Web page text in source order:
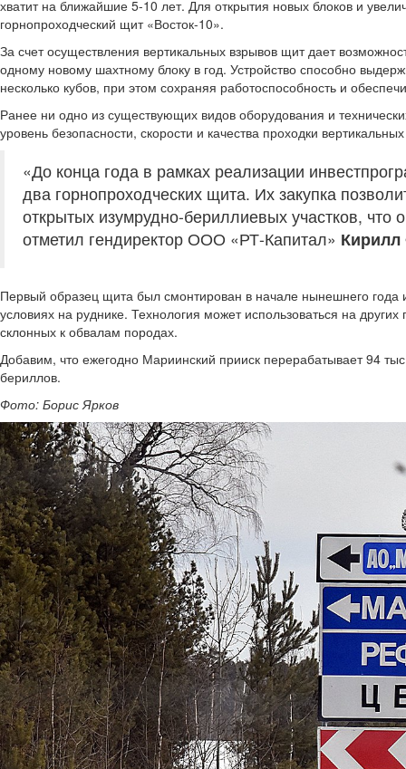
хватит на ближайшие 5-10 лет. Для открытия новых блоков и
горнопроходческий щит «Восток-10».
За счет осуществления вертикальных взрывов щит дает
одному новому шахтному блоку в год. Устройство способно
несколько кубов, при этом сохраняя работоспособность и
Ранее ни одно из существующих видов оборудования и
уровень безопасности, скорости и качества проходки
«До конца года в рамках реализации
два горнопроходческих щита. Их закупка
открытых изумрудно-бериллиевых участков,
отметил гендиректор ООО «РТ-Капитал»
Первый образец щита был смонтирован в начале нынешнего
условиях на руднике. Технология может использоваться на
склонных к обвалам породах.
Добавим, что ежегодно Мариинский прииск перерабатывает 94
бериллов.
Фото: Борис Ярков